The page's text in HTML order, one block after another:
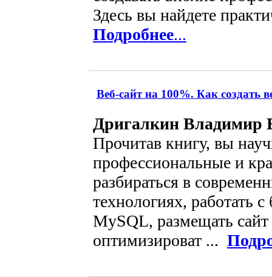
Здесь вы найдете
Подробнее...
Веб-сайт на 100%. Как создать
Дригалкин Владимир
Прочитав книгу, вы
профессиональные и
разбираться в
технологиях, работать
MySQL, размещать
оптимизироват ...